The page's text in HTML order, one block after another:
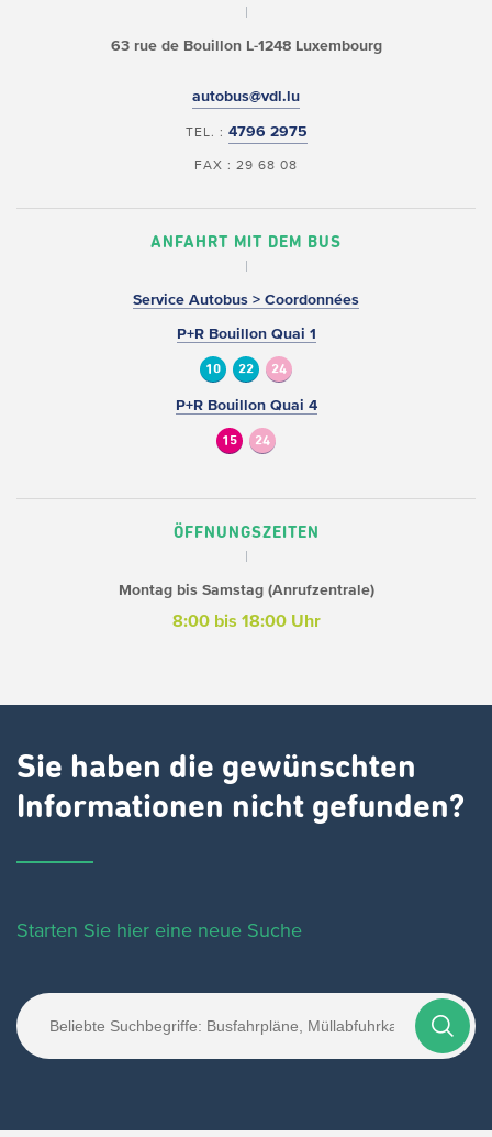
63 rue de BouillonL-1248 Luxembourg
autobus@vdl.lu
TEL. : 4796 2975
FAX : 29 68 08
ANFAHRT MIT DEM BUS
Service Autobus > Coordonnées
P+R Bouillon Quai 1
10 22 24
P+R Bouillon Quai 4
15 24
ÖFFNUNGSZEITEN
Montag bis Samstag (Anrufzentrale)
8:00 bis 18:00 Uhr
Sie haben die gewünschten
Informationen nicht gefunden?
Starten Sie hier eine neue Suche